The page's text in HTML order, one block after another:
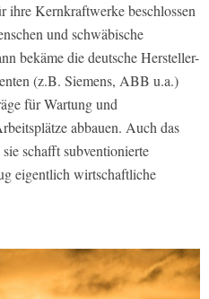
ihre Kernkraftwerke beschlossen
und schwäbische
bekäme die deutsche Hersteller-
(z.B. Siemens, ABB u.a.)
für Wartung und
abbauen. Auch das
schafft subventionierte
eigentlich wirtschaftliche